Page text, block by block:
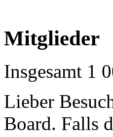
Mitglieder
Insgesamt 1
Lieber
Board. Falls